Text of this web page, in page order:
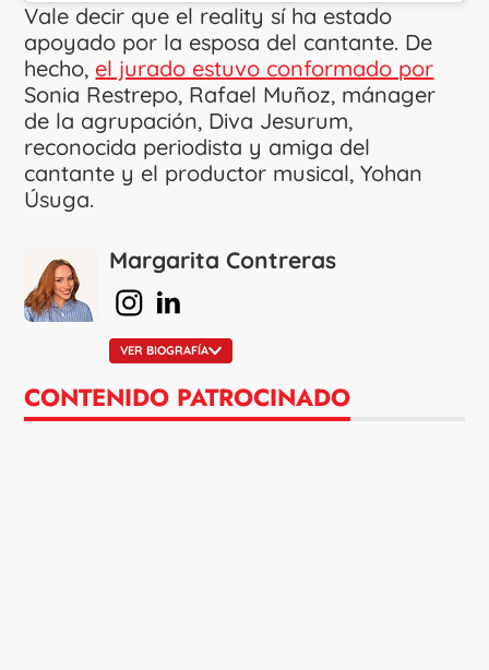
Vale decir que el reality sí ha estado
apoyado por la esposa del cantante. De
hecho, el jurado estuvo conformado por
Sonia Restrepo, Rafael Muñoz, mánager
de la agrupación, Diva Jesurum,
reconocida periodista y amiga del
cantante y el productor musical, Yohan
Úsuga.
Margarita Contreras
en Instagram
en Linkedin
VER BIOGRAFÍA
CONTENIDO PATROCINADO